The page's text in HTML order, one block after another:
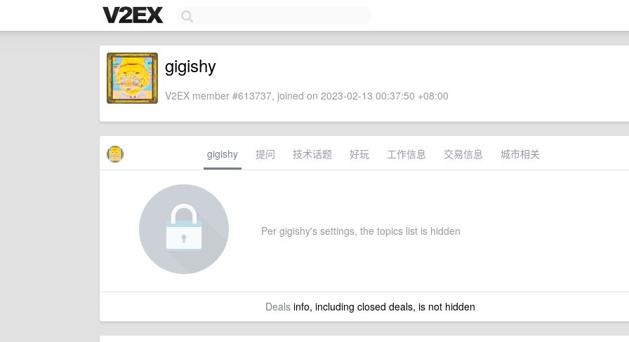
gigishy
V2EX member #613737, joined on 2023-02-13 00:37:50 +08:00
gigishy 提问 技术话题 好玩 工作信息 交易信息 城市相关
Per gigishy's settings, the topics list is hidden
Dealsinfo, including closed deals, is not hidden